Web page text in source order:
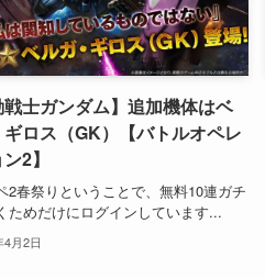
戦士ガンダム】追加機体はベ
ロス（GK）【バトルオペレ
2】
2春祭りということで、無料10連ガチ
ためだけにログインしています...
4月2日